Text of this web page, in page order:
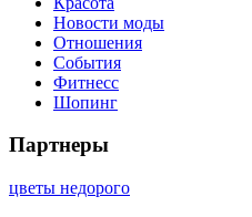
Новости моды
Отношения
События
Фитнесс
Шопинг
Партнеры
цветы недорого